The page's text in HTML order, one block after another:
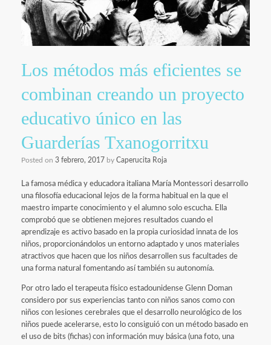
Los métodos más eficientes se
combinan creando un proyecto
educativo único en las
Guarderías Txanogorritxu
Posted on 3 febrero, 2017 by Caperucita Roja
La famosa médica y educadora italiana María Montessori desarrollo
una filosofía educacional lejos de la forma habitual en la que el
maestro imparte conocimiento y el alumno solo escucha. Ella
comprobó que se obtienen mejores resultados cuando el
aprendizaje es activo basado en la propia curiosidad innata de los
niños, proporcionándolos un entorno adaptado y unos materiales
atractivos que hacen que los niños desarrollen sus facultades de
una forma natural fomentando así también su autonomía.
Por otro lado el terapeuta físico estadounidense Glenn Doman
considero por sus experiencias tanto con niños sanos como con
niños con lesiones cerebrales que el desarrollo neurológico de los
niños puede acelerarse, esto lo consiguió con un método basado en
el uso de bits (fichas) con información muy básica (una foto, una